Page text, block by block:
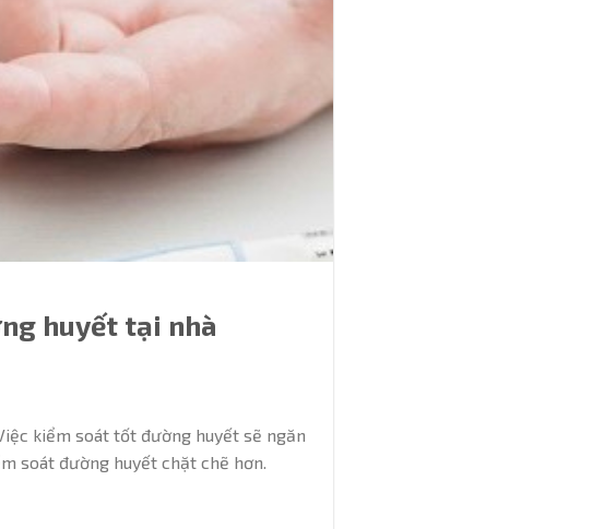
huyết tại nhà
kiểm soát tốt đường huyết sẽ ngăn
soát đường huyết chặt chẽ hơn.